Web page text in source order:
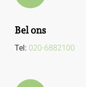
Bel ons
Tel: 020-6882100